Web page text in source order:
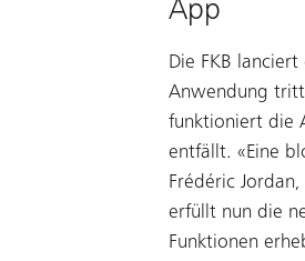
App
Die FKB
Anwendung
funktioniert die
entfällt. «Eine
Frédéric
erfüllt nun die
Funktionen